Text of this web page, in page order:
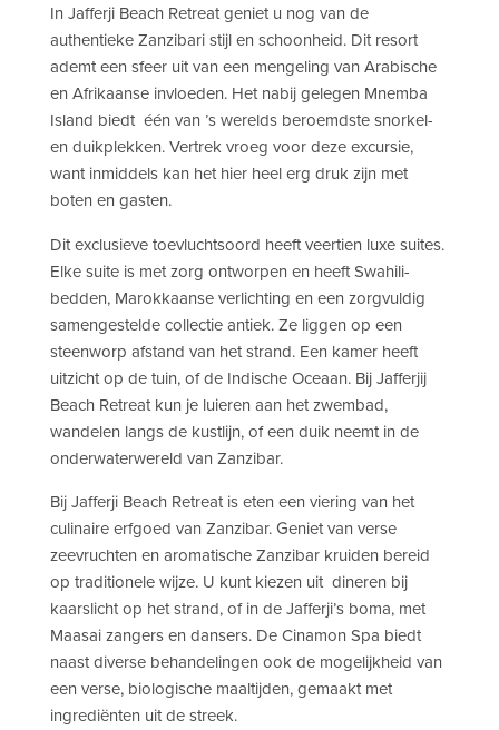
In Jafferji Beach Retreat geniet u nog van de
authentieke Zanzibari stijl en schoonheid. Dit resort
ademt een sfeer uit van een mengeling van Arabische
en Afrikaanse invloeden. Het nabij gelegen Mnemba
Island biedt één van ’s werelds beroemdste snorkel-
en duikplekken. Vertrek vroeg voor deze excursie,
want inmiddels kan het hier heel erg druk zijn met
boten en gasten.
Dit exclusieve toevluchtsoord heeft veertien luxe suites.
Elke suite is met zorg ontworpen en heeft Swahili-
bedden, Marokkaanse verlichting en een zorgvuldig
samengestelde collectie antiek. Ze liggen op een
steenworp afstand van het strand. Een kamer heeft
uitzicht op de tuin, of de Indische Oceaan. Bij Jafferjij
Beach Retreat kun je luieren aan het zwembad,
wandelen langs de kustlijn, of een duik neemt in de
onderwaterwereld van Zanzibar.
Bij Jafferji Beach Retreat is eten een viering van het
culinaire erfgoed van Zanzibar. Geniet van verse
zeevruchten en aromatische Zanzibar kruiden bereid
op traditionele wijze. U kunt kiezen uit dineren bij
kaarslicht op het strand, of in de Jafferji’s boma, met
Maasai zangers en dansers. De Cinamon Spa biedt
naast diverse behandelingen ook de mogelijkheid van
een verse, biologische maaltijden, gemaakt met
ingrediënten uit de streek.